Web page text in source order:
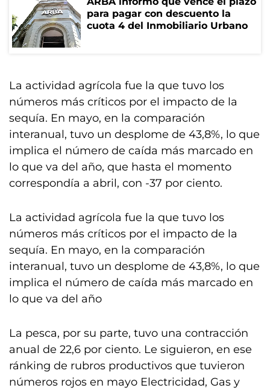
para pagar con descuento la
cuota 4 del Inmobiliario Urbano
La actividad agrícola fue la que tuvo los
números más críticos por el impacto de la
sequía. En mayo, en la comparación
interanual, tuvo un desplome de 43,8%, lo que
implica el número de caída más marcado en
lo que va del año, que hasta el momento
correspondía a abril, con -37 por ciento.
La actividad agrícola fue la que tuvo los
números más críticos por el impacto de la
sequía. En mayo, en la comparación
interanual, tuvo un desplome de 43,8%, lo que
implica el número de caída más marcado en
lo que va del año
La pesca, por su parte, tuvo una contracción
anual de 22,6 por ciento. Le siguieron, en ese
ránking de rubros productivos que tuvieron
números rojos en mayo Electricidad, Gas y